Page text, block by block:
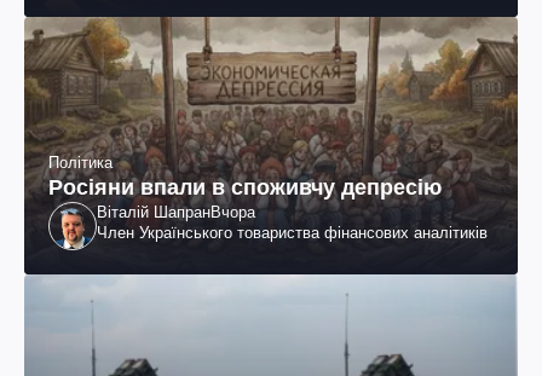
Політика
Росіяни впали в споживчу депресію
Віталій ШапранВчора
Член Українського товариства фінансових аналітиків